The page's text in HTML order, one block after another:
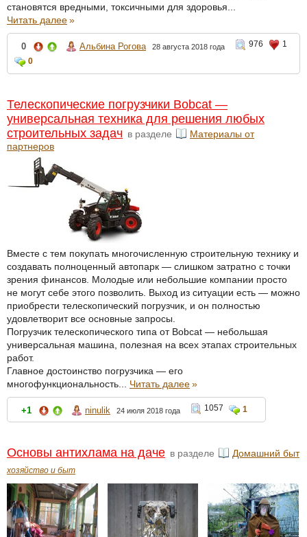
становятся вредными, токсичными для здоровья...
Читать далее»
0 Альбина Рогова 28 августа 2018 года 976
1
0
Телескопические погрузчики Bobcat —
универсальная техника для решения любых
строительных задач в разделе
Материалы от
партнеров
Вместе с тем покупать многочисленную строительную технику и
создавать полноценный автопарк — слишком затратно с точки
зрения финансов. Молодые или небольшие компании просто
не могут себе этого позволить. Выход из ситуации есть — можно
приобрести телескопический погрузчик, и он полностью
удовлетворит все основные запросы.
Погрузчик телескопического типа от Bobcat — небольшая
универсальная машина, полезная на всех этапах строительных
работ.
Главное достоинство погрузчика — его
многофункциональность... Читать далее»
+1 ninulik 24 июля 2018 года 1057 1
Основы антихлама на даче в разделе Домашний быт
хозяйство и быт